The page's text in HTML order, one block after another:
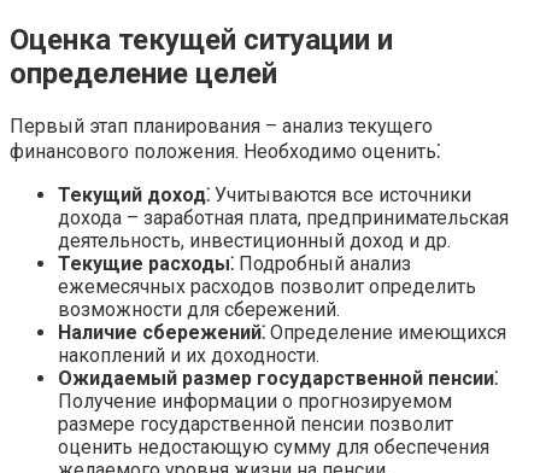
Оценка текущей ситуации и
определение целей
Первый этап планирования – анализ текущего
финансового положения. Необходимо оценить⁚
Текущий доход⁚ Учитываются все источники
дохода – заработная плата, предпринимательская
деятельность, инвестиционный доход и др.
Текущие расходы⁚ Подробный анализ
ежемесячных расходов позволит определить
возможности для сбережений.
Наличие сбережений⁚ Определение имеющихся
накоплений и их доходности.
Ожидаемый размер государственной пенсии⁚
Получение информации о прогнозируемом
размере государственной пенсии позволит
оценить недостающую сумму для обеспечения